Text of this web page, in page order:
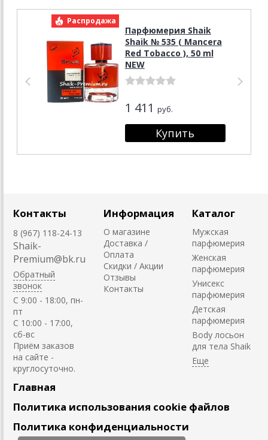
Распродажа
Парфюмерия Shaik
Shaik № 535 ( Mancera
Red Tobacco ), 50 ml
NEW
1 411 руб.
Контакты
8 (967) 118-24-13
Shaik-
Premium@bk.ru
Обратный
звонок
C 9:00 - 18:00, пн-
пт
С 10:00 - 17:00,
сб-вс
Приём заказов
на сайте -
круглосуточно.
Информация
О магазине
Доставка /
Оплата
Скидки / Акции
Отзывы
Контакты
Каталог
Мужская
парфюмерия
Женская
парфюмерия
Унисекс
парфюмерия
Детская
парфюмерия
Body лосьон
для тела Shaik
Главная
Политика использования cookie файлов
Политика конфиденциальности